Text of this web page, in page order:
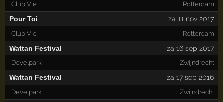
Club Vie Rotterdam
Pour Toi za 11 nov 2017
Club Vie Rotterdam
Wattan Festival za 16 sep 2017
Develpark Zwijndrecht
Wattan Festival za 17 sep 2016
Develpark Zwijndrecht